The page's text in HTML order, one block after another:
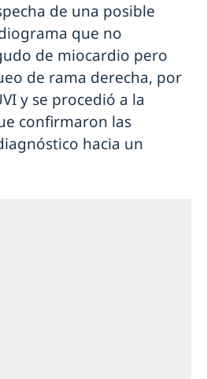
de una posible
que no
de miocardio pero
de rama derecha, por
y se procedió a la
confirmaron las
hacia un